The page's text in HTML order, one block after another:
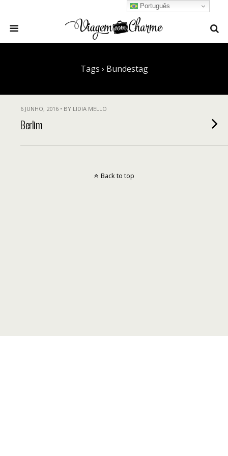
Tags › Bundestag
6 JUNHO, 2016 • BY LIDIA MELLO
Berlim
Português
Back to top